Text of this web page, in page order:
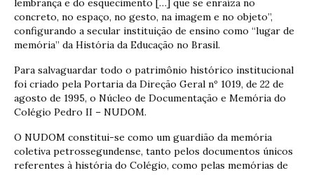
lembrança e do esquecimento […] que se enraíza no
concreto, no espaço, no gesto, na imagem e no objeto”,
configurando a secular instituição de ensino como “lugar de
memória” da História da Educação no Brasil.
Para salvaguardar todo o patrimônio histórico institucional
foi criado pela Portaria da Direção Geral nº 1019, de 22 de
agosto de 1995, o Núcleo de Documentação e Memória do
Colégio Pedro II – NUDOM.
O NUDOM constitui-se como um guardião da memória
coletiva petrossegundense, tanto pelos documentos únicos
referentes à história do Colégio, como pelas memórias de